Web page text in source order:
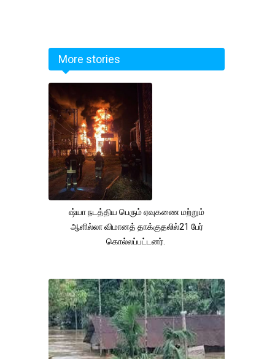
More stories
ஷ்யா நடத்திய பெரும் ஏவுகணை மற்றும்
ஆளில்லா விமானத் தாக்குதலில்21 பேர்
கொல்லப்பட்டனர்.